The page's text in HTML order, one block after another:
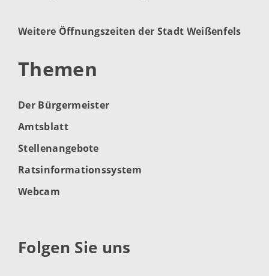
Weitere Öffnungszeiten der Stadt Weißenfels
Themen
Der Bürgermeister
Amtsblatt
Stellenangebote
Ratsinformationssystem
Webcam
Folgen Sie uns